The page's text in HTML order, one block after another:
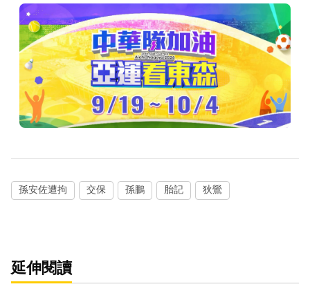
孫安佐遭拘 交保 孫鵬 胎記 狄鶯
延伸閱讀